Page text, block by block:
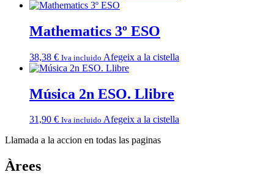
Mathematics 3º ESO
38,38 € Iva incluido Afegeix a la cistella
Música 2n ESO. Llibre
31,90 € Iva incluido Afegeix a la cistella
Llamada a la accion en todas las paginas
Àrees